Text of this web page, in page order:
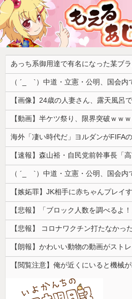
【動画】半ケツ祭り、限界突破ｗｗ
【悲報】 コロナワクチン打たなかっ
【閲覧注意】俺が近くにいると機械